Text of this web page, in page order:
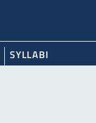
SYLLABI